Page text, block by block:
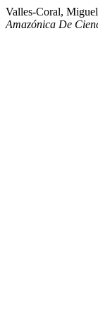
Valles-Coral,
Amazónica De